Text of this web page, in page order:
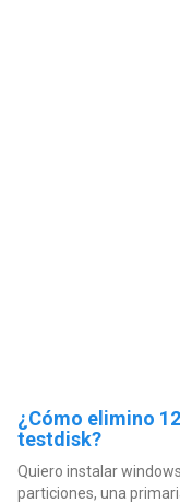
¿Cómo elimino
testdisk?
Quiero instalar
particiones, una